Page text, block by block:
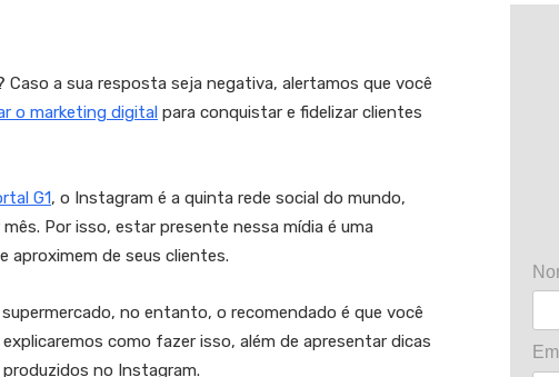
a sua resposta seja negativa, alertamos que você
o marketing digital para conquistar e fidelizar clientes
G1, o Instagram é a quinta rede social do mundo,
Por isso, estar presente nessa mídia é uma
aproximem de seus clientes.
no entanto, o recomendado é que você
como fazer isso, além de apresentar dicas
no Instagram.